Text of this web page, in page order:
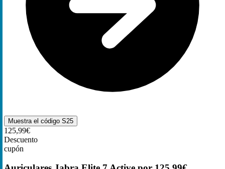
Muestra el código S25
125,99€
Descuento
cupón